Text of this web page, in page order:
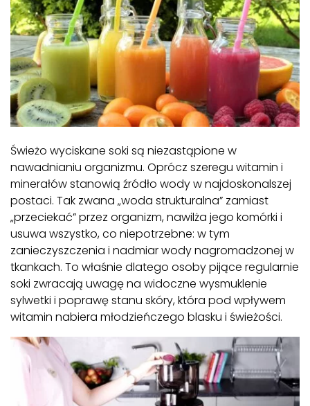
Świeżo wyciskane soki są niezastąpione w
nawadnianiu organizmu. Oprócz szeregu witamin i
minerałów stanowią źródło wody w najdoskonalszej
postaci. Tak zwana „woda strukturalna” zamiast
„przeciekać” przez organizm, nawilża jego komórki i
usuwa wszystko, co niepotrzebne: w tym
zanieczyszczenia i nadmiar wody nagromadzonej w
tkankach. To właśnie dlatego osoby pijące regularnie
soki zwracają uwagę na widoczne wysmuklenie
sylwetki i poprawę stanu skóry, która pod wpływem
witamin nabiera młodzieńczego blasku i świeżości.